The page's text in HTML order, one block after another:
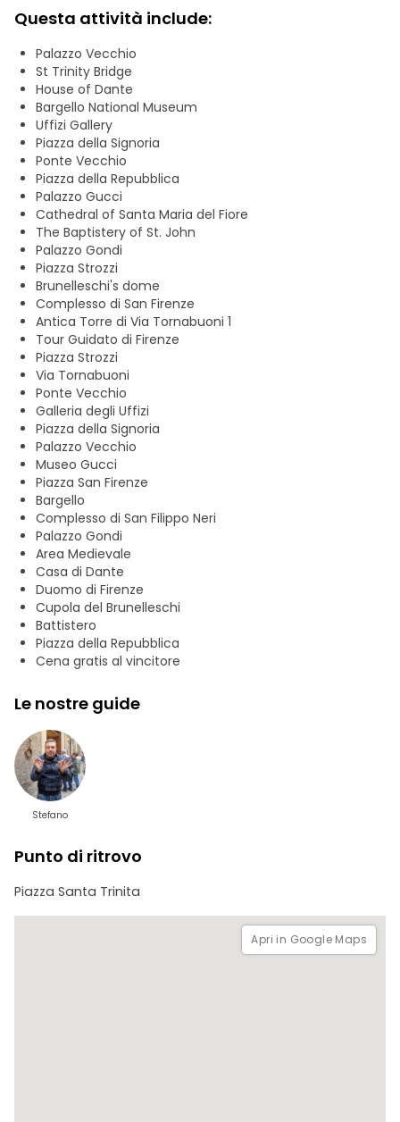
l'imponente Piazza della Repubblica, la suggestiva Piazza
della Signoria, lo storico Ponte Vecchio e il maestoso
Palazzo Vecchio. Lungo il percorso ascolterai racconti e
aneddoti sui grandi protagonisti del Rinascimento, come
Leonardo da Vinci, Michelangelo e l’influente famiglia
Medici.
Il tour include anche un divertente quiz culturale dedicato
alla Firenze rinascimentale: presta attenzione alle
spiegazioni, osserva i dettagli dei monumenti e mettiti alla
prova insieme agli altri partecipanti.
Il vincitore riceverà una cena tipica fiorentina, un modo
perfetto per concludere l’esperienza scoprendo anche i
sapori della tradizione locale (condizione necessaria che il
gruppo del tour sia composto da almeno 8 partecipanti).
Ti aspettiamo!
Questa attività include:
Palazzo Vecchio
St Trinity Bridge
House of Dante
Bargello National Museum
Uffizi Gallery
Piazza della Signoria
Ponte Vecchio
Piazza della Repubblica
Palazzo Gucci
Cathedral of Santa Maria del Fiore
The Baptistery of St. John
Palazzo Gondi
Piazza Strozzi
Brunelleschi's dome
Complesso di San Firenze
Antica Torre di Via Tornabuoni 1
Tour Guidato di Firenze
Piazza Strozzi
Via Tornabuoni
Ponte Vecchio
Galleria degli Uffizi
Piazza della Signoria
Palazzo Vecchio
Museo Gucci
Piazza San Firenze
Bargello
Complesso di San Filippo Neri
Palazzo Gondi
Area Medievale
Casa di Dante
Duomo di Firenze
Cupola del Brunelleschi
Battistero
Piazza della Repubblica
Cena gratis al vincitore
Le nostre guide
Stefano
Punto di ritrovo
Piazza Santa Trinita
Apri in Google Maps